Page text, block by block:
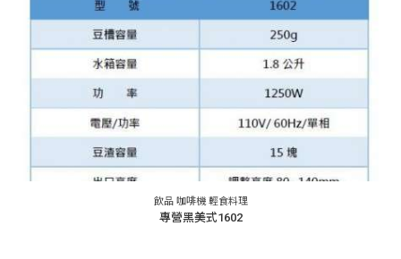
飲品 咖啡機 輕食料理
專營黑美式1602